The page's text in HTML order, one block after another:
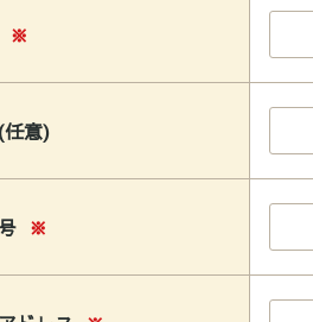
※
任意)
※